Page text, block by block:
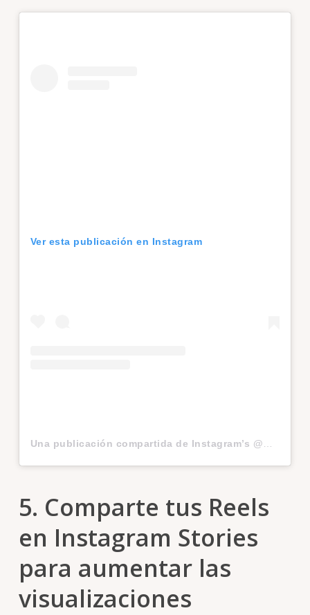
Ver esta publicación en Instagram
5. Comparte tus Reels
en Instagram Stories
para aumentar las
visualizaciones